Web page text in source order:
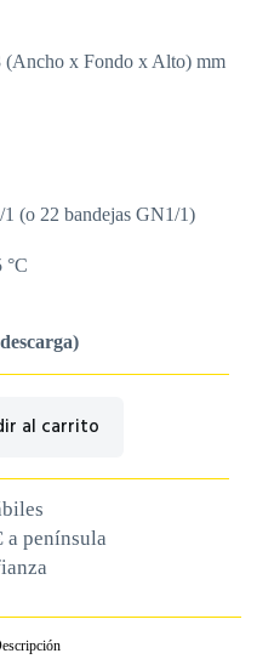
(Ancho x Fondo x Alto) mm
(o 22 bandejas GN1/1)
°C
al carrito
a península